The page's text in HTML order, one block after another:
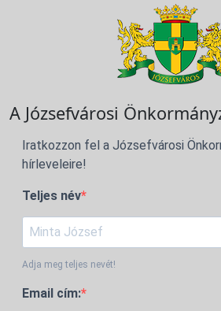
A Józsefvárosi
Iratkozzon fel a Józsefvárosi
hírleveleire!
Teljes név
Adja meg teljes nevét!
Email cím: